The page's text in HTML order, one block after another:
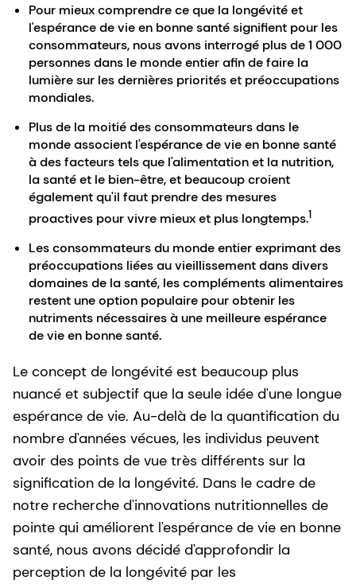
Pour mieux comprendre ce que la longévité et
l'espérance de vie en bonne santé signifient pour les
consommateurs, nous avons interrogé plus de 1 000
personnes dans le monde entier afin de faire la
lumière sur les dernières priorités et préoccupations
mondiales.
Plus de la moitié des consommateurs dans le
monde associent l'espérance de vie en bonne santé
à des facteurs tels que l'alimentation et la nutrition,
la santé et le bien-être, et beaucoup croient
également qu'il faut prendre des mesures
proactives pour vivre mieux et plus longtemps.1
Les consommateurs du monde entier exprimant des
préoccupations liées au vieillissement dans divers
domaines de la santé, les compléments alimentaires
restent une option populaire pour obtenir les
nutriments nécessaires à une meilleure espérance
de vie en bonne santé.
Le concept de longévité est beaucoup plus
nuancé et subjectif que la seule idée d'une longue
espérance de vie. Au-delà de la quantification du
nombre d'années vécues, les individus peuvent
avoir des points de vue très différents sur la
signification de la longévité. Dans le cadre de
notre recherche d'innovations nutritionnelles de
pointe qui améliorent l'espérance de vie en bonne
santé, nous avons décidé d'approfondir la
perception de la longévité par les